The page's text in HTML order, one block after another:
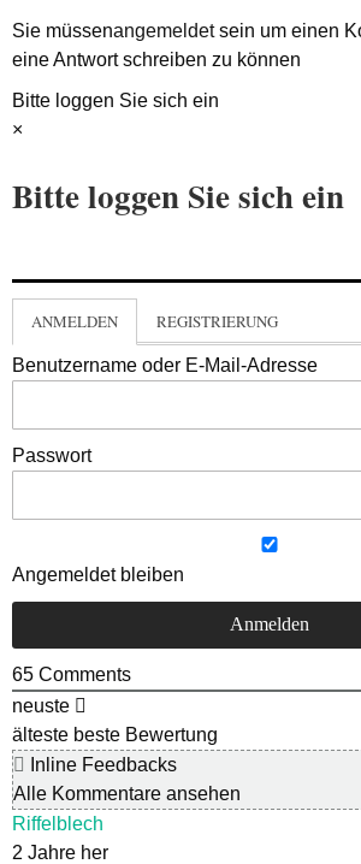
Sie müssenangemeldetsein um einen
eine Antwort schreiben zu können
Bitte loggen Sie sich ein
×
Bitte loggen Sie sich ein
ANMELDEN REGISTRIERUNG
Benutzername oder E-Mail-Adresse
Passwort
Angemeldet bleiben
65 Comments
neuste
älteste beste Bewertung
Inline Feedbacks
Alle Kommentare ansehen
Riffelblech
2 Jahre her